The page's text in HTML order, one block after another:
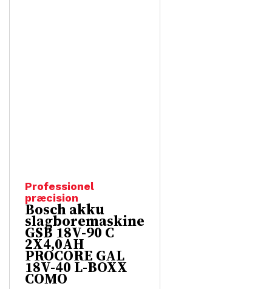
Professionel
præcision
Bosch akku
slagboremaskine
GSB 18V-90 C
2X4,0AH
PROCORE GAL
18V-40 L-BOXX
COMO